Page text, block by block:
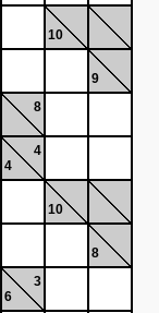
10
9
8
4
4
10
8
3
6